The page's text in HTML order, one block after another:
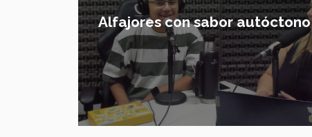
Alfajores con sabor autóctono